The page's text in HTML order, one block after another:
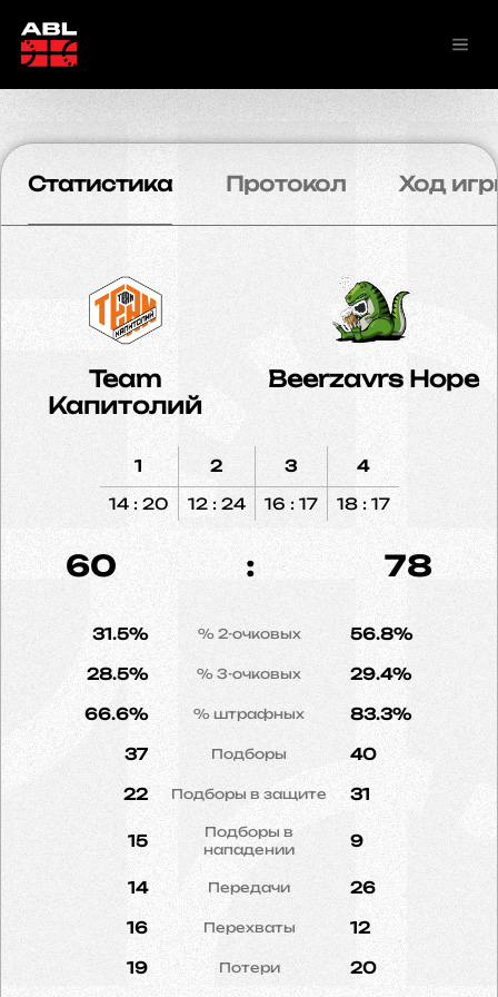
Статистика Протокол Ход
Team
Капитолий
Beerzavrs Hope
1
14 : 20
2
12 : 24
3
16 : 17
4
18 : 17
60 : 78
31.5% % 2-очковых 56.8%
28.5% % 3-очковых 29.4%
66.6% % штрафных 83.3%
37 Подборы 40
22 Подборы в защите 31
15
Подборы в
нападении
9
14 Передачи 26
16 Перехваты 12
19 Потери 20